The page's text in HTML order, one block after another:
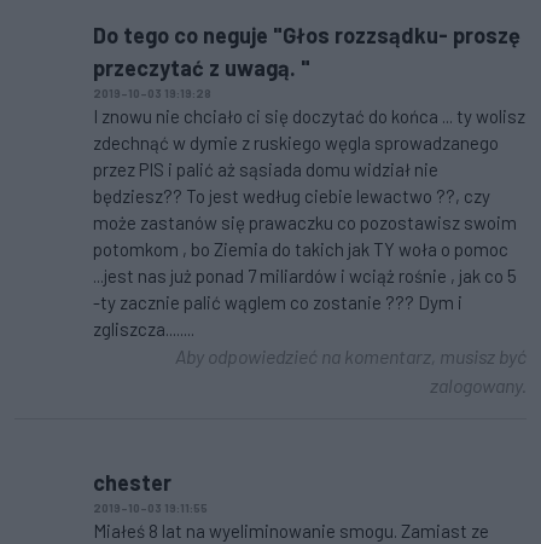
Do tego co neguje "Głos rozzsądku- proszę
przeczytać z uwagą. "
2019-10-03 19:19:28
I znowu nie chciało ci się doczytać do końca ... ty wolisz
zdechnąć w dymie z ruskiego węgla sprowadzanego
przez PIS i palić aż sąsiada domu widział nie
będziesz?? To jest według ciebie lewactwo ??, czy
może zastanów się prawaczku co pozostawisz swoim
potomkom , bo Ziemia do takich jak TY woła o pomoc
...jest nas już ponad 7 miliardów i wciąż rośnie , jak co 5
-ty zacznie palić wąglem co zostanie ??? Dym i
zgliszcza........
Aby odpowiedzieć na komentarz, musisz być
zalogowany.
chester
2019-10-03 19:11:55
Miałeś 8 lat na wyeliminowanie smogu. Zamiast ze